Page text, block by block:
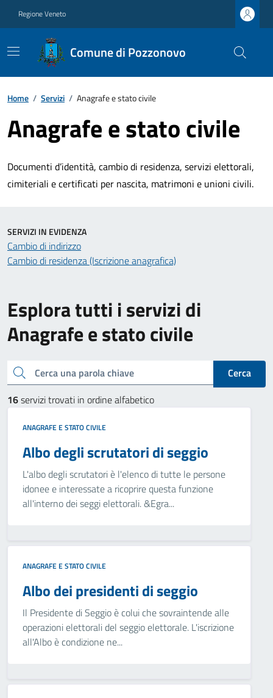
Regione Veneto
Comune di Pozzonovo
Home / Servizi / Anagrafe e stato civile
Anagrafe e stato civile
Documenti d’identità, cambio di residenza, servizi elettorali,
cimiteriali e certificati per nascita, matrimoni e unioni civili.
Esplora tutti i servizi di
Anagrafe e stato civile
Cerca una parola chiave
Cerca
16servizi trovati in ordine alfabetico
ANAGRAFE E STATO CIVILE
Albo degli scrutatori di seggio
L'albo degli scrutatori è l'elenco di tutte le persone
idonee e interessate a ricoprire questa funzione
all'interno dei seggi elettorali. &Egra...
ANAGRAFE E STATO CIVILE
Albo dei presidenti di seggio
Il Presidente di Seggio è colui che sovraintende alle
operazioni elettorali del seggio elettorale. L'iscrizione
all'Albo è condizione ne...
SERVIZI IN EVIDENZA
Cambio di indirizzo
Cambio di residenza (Iscrizione anagrafica)